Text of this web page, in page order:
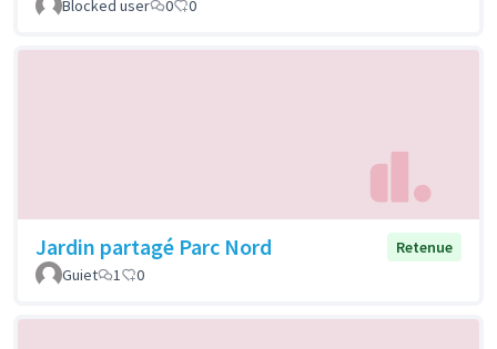
Blocked user 0 0
Jardin partagé Parc Nord
Retenue
Guiet
1 0